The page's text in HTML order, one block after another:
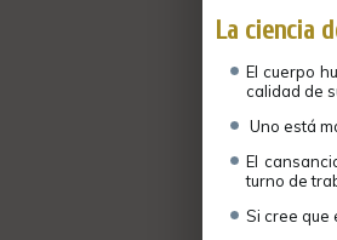
La ciencia
El cuerpo
calidad de
Uno está
El
turno de
Si cree que